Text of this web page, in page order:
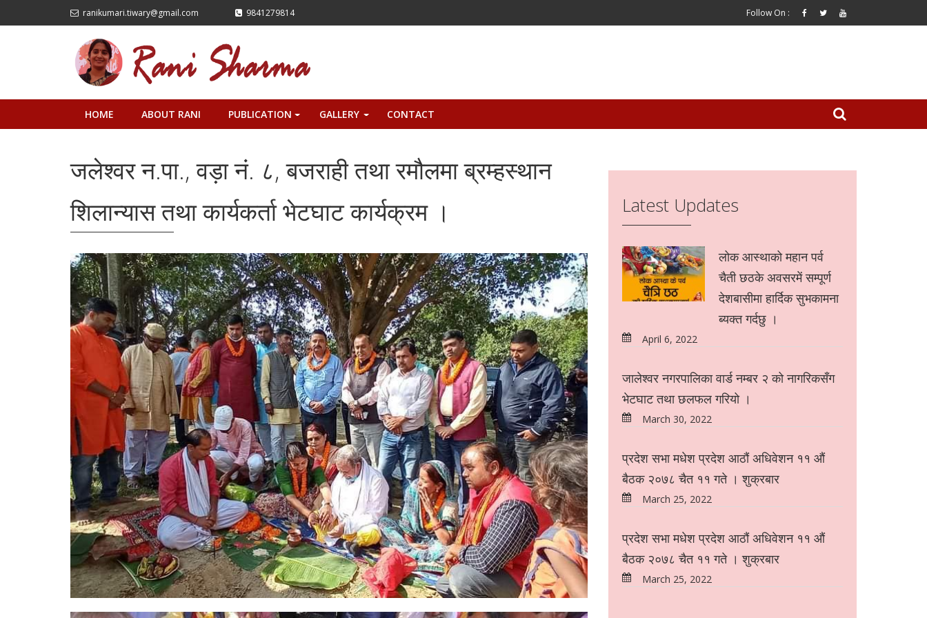
ranikumari.tiwary@gmail.com 9841279814 Follow On :
HOME ABOUT RANI PUBLICATION GALLERY CONTACT
जलेश्वर न.पा., वड़ा नं. ८, बजराही तथा रमौलमा ब्रम्हस्थान
शिलान्यास तथा कार्यकर्ता भेटघाट कार्यक्रम ।
Latest Updates
लोक आस्थाको महान पर्व
चैती छठके अवसरमें सम्पूर्ण
देशबासीमा हार्दिक सुभकामना
ब्यक्त गर्दछु ।
April 6, 2022
जालेश्वर नगरपालिका वार्ड नम्बर २ को नागरिकसँग
भेटघाट तथा छलफल गरियो ।
March 30, 2022
प्रदेश सभा मधेश प्रदेश आठौं अधिवेशन ११ औं
बैठक २०७८ चैत ११ गते । शुक्रबार
March 25, 2022
प्रदेश सभा मधेश प्रदेश आठौं अधिवेशन ११ औं
बैठक २०७८ चैत ११ गते । शुक्रबार
March 25, 2022